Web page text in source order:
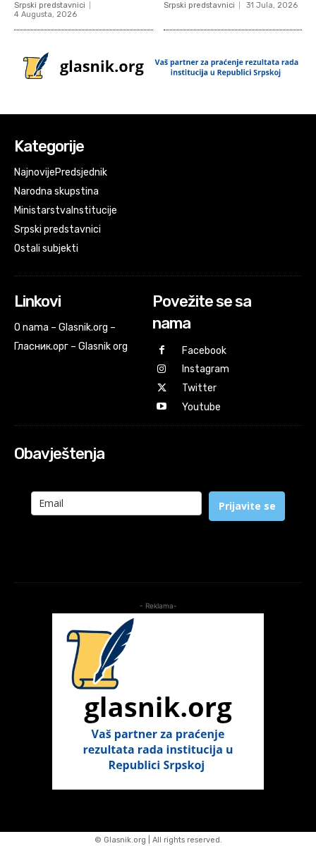
Srpski predstavnici
4 Augusta, 2026
Srpski predstavnici 31 Jula, 2026
Kategorije
NajnovijePredsjednik
Narodna skupstina
MinistarstvaInstitucije
Srpski predstavnici
Ostali subjekti
Linkovi
O nama – Glasnik.org –
Гласник.орг – Glasnik org
Povežite se sa
nama
Facebook
Instagram
Twitter
Youtube
Obavještenja
Prijavite se
- Reklama-
© Glasnik.org | All rights reserved.